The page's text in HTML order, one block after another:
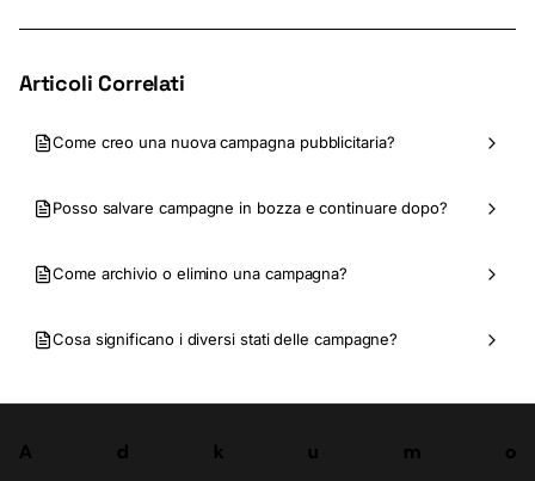
Articoli Correlati
Come creo una nuova campagna pubblicitaria?
Posso salvare campagne in bozza e continuare dopo?
Come archivio o elimino una campagna?
Cosa significano i diversi stati delle campagne?
A d k u m
o